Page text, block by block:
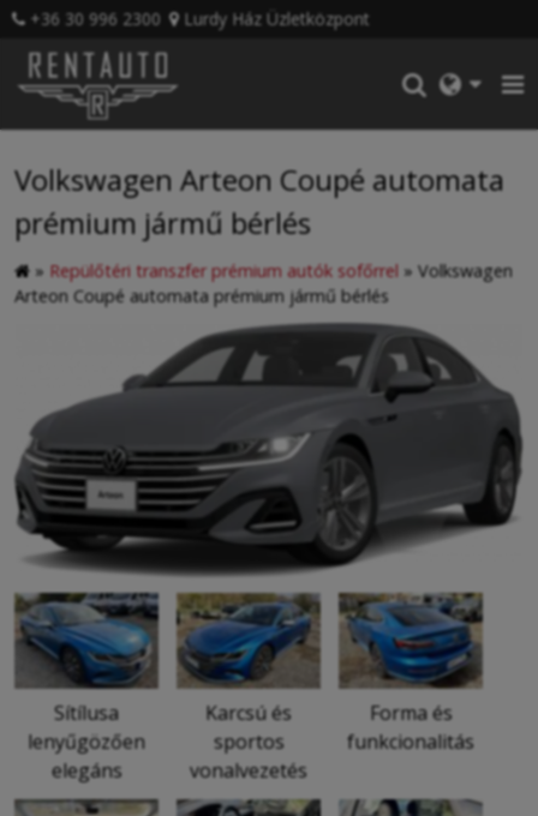
+36 30 996 2300 Lurdy Ház Üzletközpont
Volkswagen Arteon Coupé automata
prémium jármű bérlés
» Repülőtéri transzfer prémium autók sofőrrel » Volkswagen
Arteon Coupé automata prémium jármű bérlés
Sítílusa
lenyűgözően
elegáns
Karcsú és
sportos
vonalvezetés
Forma és
funkcionalitás